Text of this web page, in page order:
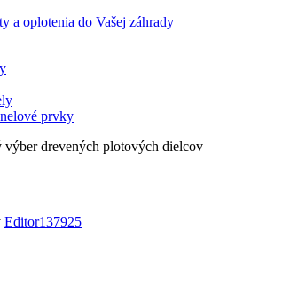
a oplotenia do Vašej záhrady
prvky
výber drevených plotových dielcov
Editor137925